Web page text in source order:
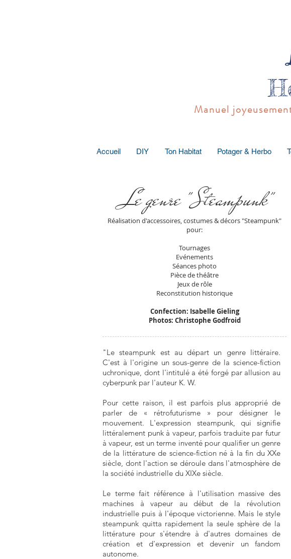
Manuel
Accueil DIY Ton Habitat Potager & Herbo
Le genre "Steampunk"
Réalisation d'accessoires, costumes & décors "Steampunk"
pour:
Tournages
Evénements
Séances photo
Pièce de théâtre
Jeux de rôle
Reconstitution historique
Confection: Isabelle Gieling
Photos: Christophe Godfroid
"Le steampunk est au départ un genre littéraire.
C'est à l'origine un sous-genre de la science-fiction
uchronique, dont l'intitulé a été forgé par allusion au
cyberpunk par l'auteur K. W.
Pour cette raison, il est parfois plus approprié de
parler de « rétrofuturisme » pour désigner le
mouvement. L'expression steampunk, qui signifie
littéralement punk à vapeur, parfois traduite par futur
à vapeur, est un terme inventé pour qualifier un genre
de la littérature de science-fiction né à la fin du XXe
siècle, dont l'action se déroule dans l'atmosphère de
la société industrielle du XIXe siècle.
Le terme fait référence à l'utilisation massive des
machines à vapeur au début de la révolution
industrielle puis à l'époque victorienne. Mais le style
steampunk quitta rapidement la seule sphère de la
littérature pour s'étendre à d'autres domaines de
création et d'expression et devenir un fandom
autonome.